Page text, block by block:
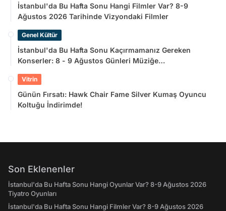
İstanbul'da Bu Hafta Sonu Hangi Filmler Var? 8-9
Ağustos 2026 Tarihinde Vizyondaki Filmler
Genel Kültür
İstanbul'da Bu Hafta Sonu Kaçırmamanız Gereken
Konserler: 8 - 9 Ağustos Günleri Müziğe
Vitrin
Günün Fırsatı: Hawk Chair Fame Silver Kumaş Oyuncu
Koltuğu İndirimde!
Son Eklenenler
İstanbul'da Bu Hafta Sonu Hangi Oyunlar Var? 8-9 Ağustos 2026
Tiyatro Oyunları
İstanbul'da Bu Hafta Sonu Hangi Filmler Var? 8-9 Ağustos 2026